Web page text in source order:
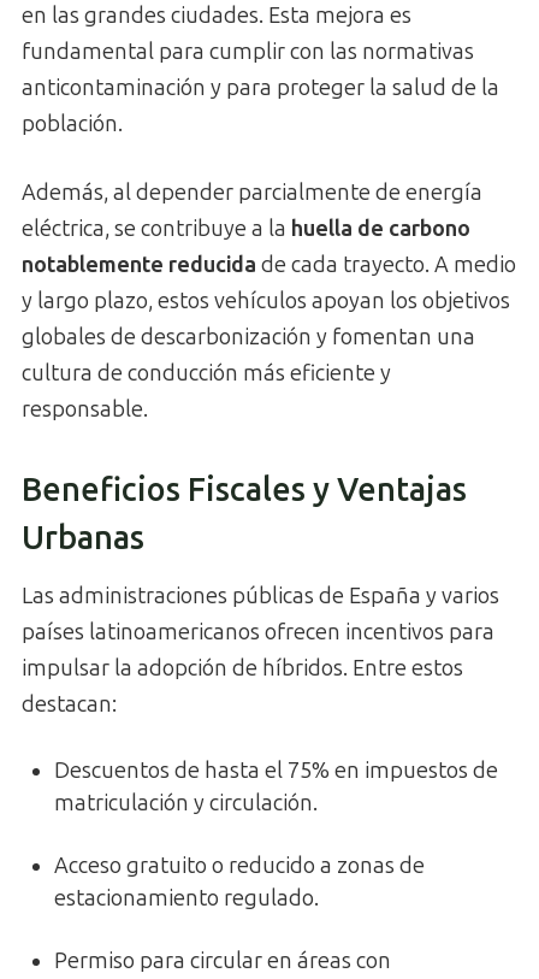
en las grandes ciudades. Esta mejora es
fundamental para cumplir con las normativas
anticontaminación y para proteger la salud de la
población.
Además, al depender parcialmente de energía
eléctrica, se contribuye a la huella de carbono
notablemente reducida de cada trayecto. A medio
y largo plazo, estos vehículos apoyan los objetivos
globales de descarbonización y fomentan una
cultura de conducción más eficiente y
responsable.
Beneficios Fiscales y Ventajas
Urbanas
Las administraciones públicas de España y varios
países latinoamericanos ofrecen incentivos para
impulsar la adopción de híbridos. Entre estos
destacan:
Descuentos de hasta el 75% en impuestos de
matriculación y circulación.
Acceso gratuito o reducido a zonas de
estacionamiento regulado.
Permiso para circular en áreas con